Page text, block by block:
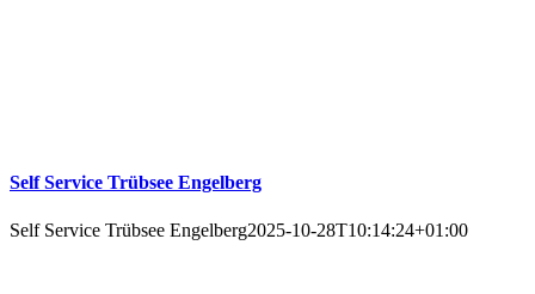
Self Service Trübsee Engelberg
Self Service Trübsee Engelberg2025-10-28T10:14:24+01:00